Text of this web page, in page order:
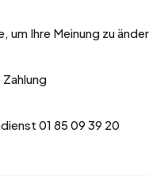
um Ihre Meinung zu
Zahlung
01 85 09 39 20